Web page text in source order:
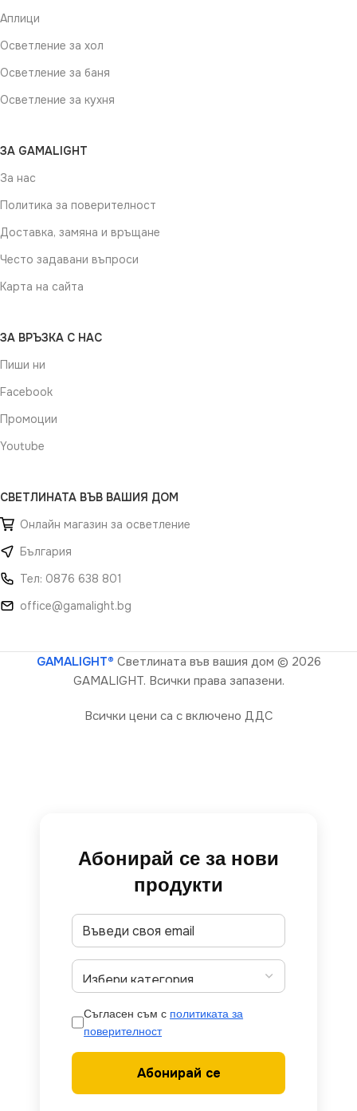
Аплици
Осветление за хол
Осветление за баня
Осветление за кухня
ЗА GAMALIGHT
За нас
Политика за поверителност
Доставка, замяна и връщане
Често задавани въпроси
Карта на сайта
ЗА ВРЪЗКА С НАС
Пиши ни
Facebook
Промоции
Youtube
СВЕТЛИНАТА ВЪВ ВАШИЯ ДОМ
Онлайн магазин за осветление
България
Тел: 0876 638 801
office@gamalight.bg
GAMALIGHT® Светлината във вашия дом © 2026
GAMALIGHT. Всички права запазени.
Всички цени са с включено ДДС
Абонирай се за нови
продукти
Съгласен съм с политиката за
поверителност
Абонирай се